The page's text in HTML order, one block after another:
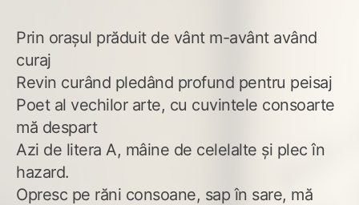
Prin orașul prăduit de vânt m-avânt având
curaj
Revin curând pledând profund pentru peisaj
Poet al vechilor arte, cu cuvintele consoarte
mă despart
Azi de litera A, mâine de celelalte și plec în
hazard.
Opresc pe răni consoane, sap în sare, mă